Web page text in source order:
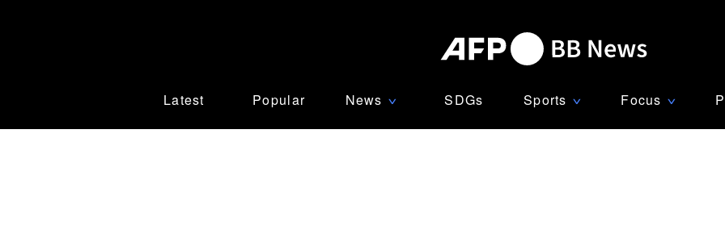
Latest Popular News ∨ SDGs Sports ∨ Focus ∨